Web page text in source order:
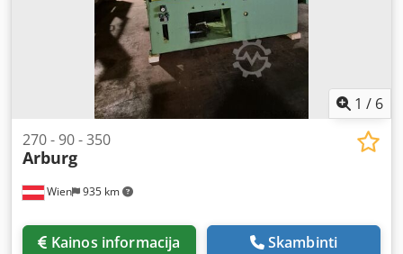
dydis: 70 Varžto diametras: 22 mm Valdymas: Selogica
Pridedama įranga: Branduolio išėmimo sistema,
pneumatinis adatinis vožtuvas, paskirstymo vožtuvas.
1 / 6
Wien 935 km
270 - 90 - 350
Arburg
Kainos informacija Skambinti